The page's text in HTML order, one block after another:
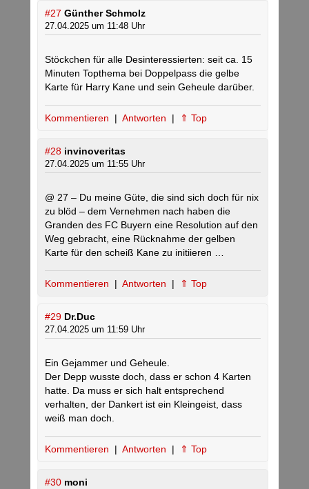
#27 Günther Schmolz
27.04.2025 um 11:48 Uhr
Stöckchen für alle Desinteressierten: seit ca. 15
Minuten Topthema bei Doppelpass die gelbe
Karte für Harry Kane und sein Geheule darüber.
Kommentieren | Antworten | ⇑ Top
#28 invinoveritas
27.04.2025 um 11:55 Uhr
@ 27 – Du meine Güte, die sind sich doch für nix
zu blöd – dem Vernehmen nach haben die
Granden des FC Buyern eine Resolution auf den
Weg gebracht, eine Rücknahme der gelben
Karte für den scheiß Kane zu initiieren …
Kommentieren | Antworten | ⇑ Top
#29 Dr.Duc
27.04.2025 um 11:59 Uhr
Ein Gejammer und Geheule.
Der Depp wusste doch, dass er schon 4 Karten
hatte. Da muss er sich halt entsprechend
verhalten, der Dankert ist ein Kleingeist, dass
weiß man doch.
Kommentieren | Antworten | ⇑ Top
#30 moni